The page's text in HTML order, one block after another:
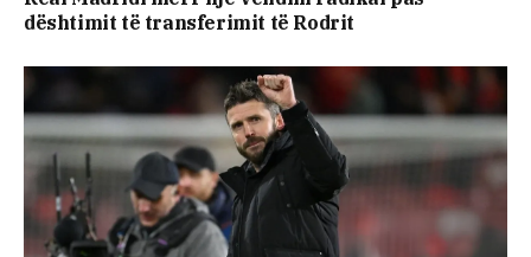
dështimit të transferimit të Rodrit